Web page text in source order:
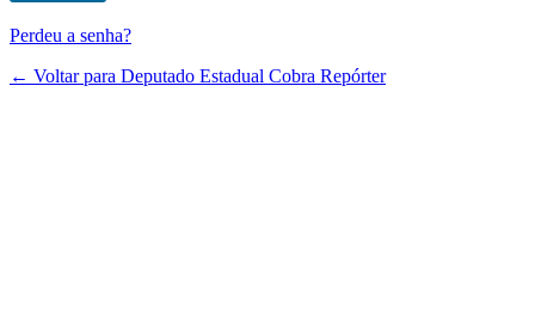
Perdeu a senha?
← Voltar para Deputado Estadual Cobra Repórter